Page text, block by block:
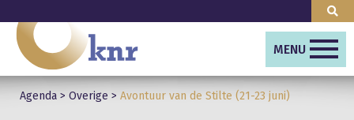
MENU
Agenda > Overige > Avontuur van de Stilte (21-23 juni)